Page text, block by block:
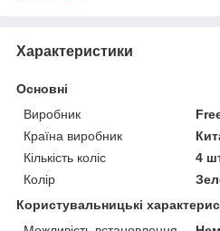
Характеристики
Основні
Виробник
Країна виробник
Кількість коліс
4
Колір
Користувальницькі